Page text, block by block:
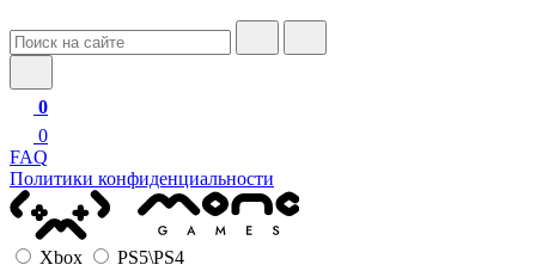
0
0
FAQ
Политики конфиденциальности
Xbox PS5\PS4